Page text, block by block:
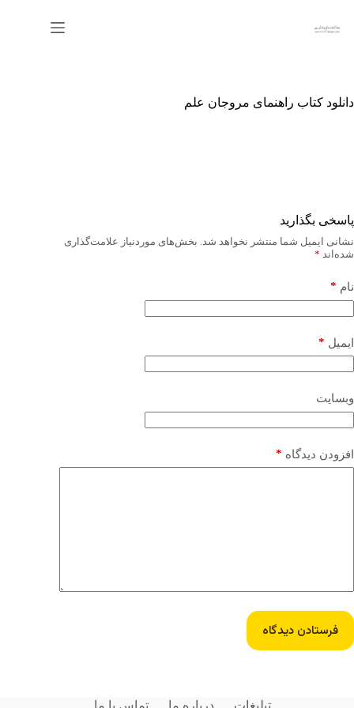
محتوا
دانلود کتاب راهنمای مروجان علم
پاسخی بگذارید
نشانی ایمیل شما منتشر نخواهد شد. بخش‌های موردنیاز علامت‌گذاری
شده‌اند *
نام *
ایمیل *
وبسایت
افزودن دیدگاه *
فرستادن دیدگاه
تبلیغات درباره ما تماس با ما